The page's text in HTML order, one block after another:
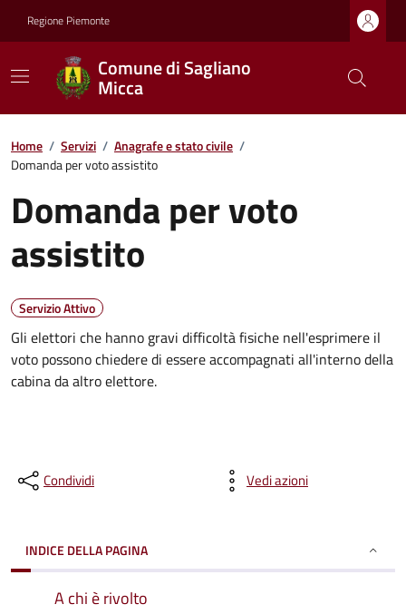
Regione Piemonte
Comune di Sagliano
Micca
Home / Servizi / Anagrafe e stato civile /
Domanda per voto assistito
Domanda per voto
assistito
Servizio Attivo
Gli elettori che hanno gravi difficoltà fisiche nell'esprimere il
voto possono chiedere di essere accompagnati all'interno della
cabina da altro elettore.
Condividi Vedi azioni
INDICE DELLA PAGINA
A chi è rivolto